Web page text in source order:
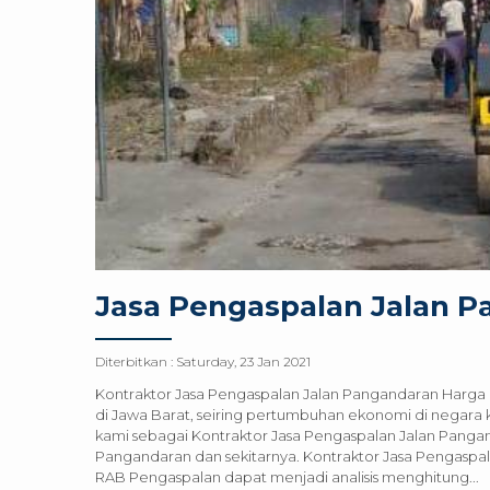
Jasa Pengaspalan Jalan
Diterbitkan : Saturday, 23 Jan 2021
Kontraktor Jasa Pengaspalan Jalan Pangandaran
di Jawa Barat, seiring pertumbuhan ekonomi di
kami sebagai Kontraktor Jasa Pengaspalan Jalan
Pangandaran dan sekitarnya. Kontraktor Jasa
RAB Pengaspalan dapat menjadi analisis menghitung...